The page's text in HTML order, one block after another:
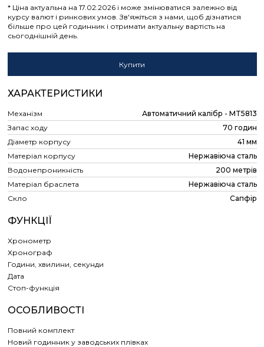
* Ціна актуальна на 17.02.2026 і може змінюватися залежно від
курсу валют і ринкових умов. Зв'яжіться з нами, щоб дізнатися
більше про цей годинник і отримати актуальну вартість на
сьогоднішній день.
Купити
ХАРАКТЕРИСТИКИ
Механізм
Автоматичний калібр - MT5813
Запас ходу
70 годин
Діаметр корпусу
41 мм
Матеріал корпусу
Нержавіюча сталь
Водонепроникність
200 метрів
Матеріал браслета
Нержавіюча сталь
Скло
Сапфір
ФУНКЦІЇ
Хронометр
Хронограф
Години, хвилини, секунди
Дата
Cтоп-функція
ОСОБЛИВОСТІ
Повний комплект
Новий годинник у заводських плівках